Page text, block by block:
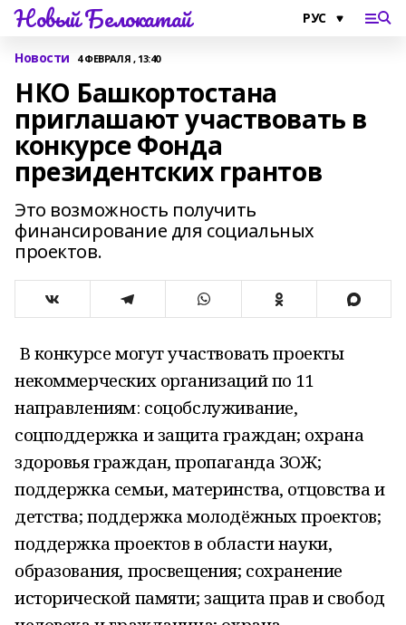
Новый Белокатай
Новости 4 ФЕВРАЛЯ , 13:40
НКО Башкортостана
приглашают участвовать в
конкурсе Фонда
президентских грантов
Это возможность получить
финансирование для социальных
проектов.
В конкурсе могут участвовать проекты
некоммерческих организаций по 11
направлениям: соцобслуживание,
соцподдержка и защита граждан; охрана
здоровья граждан, пропаганда ЗОЖ;
поддержка семьи, материнства, отцовства и
детства; поддержка молодёжных проектов;
поддержка проектов в области науки,
образования, просвещения; сохранение
исторической памяти; защита прав и свобод